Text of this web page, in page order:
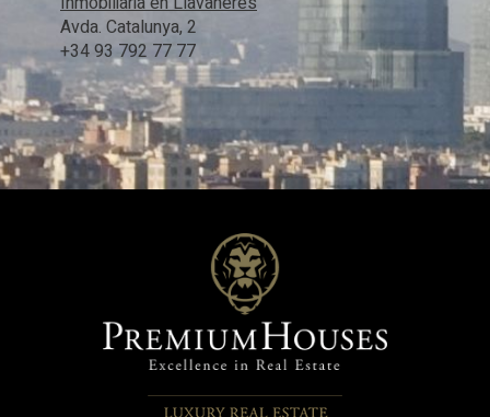
Avda. Catalunya, 2
+34 93 792 77 77